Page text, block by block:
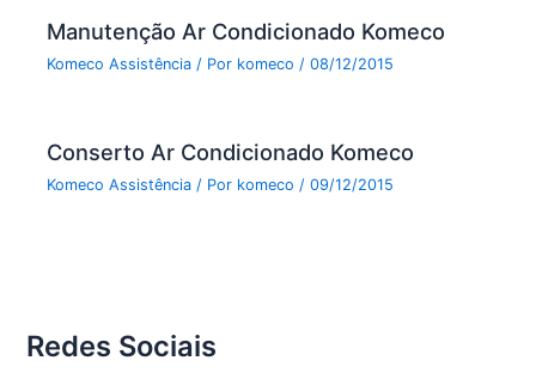
Manutenção Ar Condicionado Komeco
Komeco Assistência / Por komeco /08/12/2015
Conserto Ar Condicionado Komeco
Komeco Assistência / Por komeco/09/12/2015
Redes Sociais